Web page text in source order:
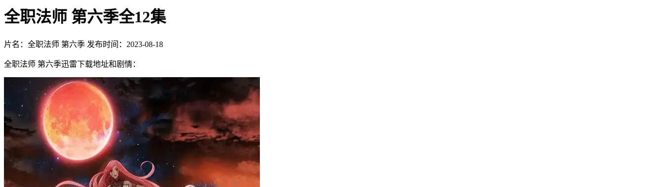
全职法师 第六季全12集
片名：全职法师 第六季 发布时间：2023-08-18
全职法师 第六季迅雷下载地址和剧情：